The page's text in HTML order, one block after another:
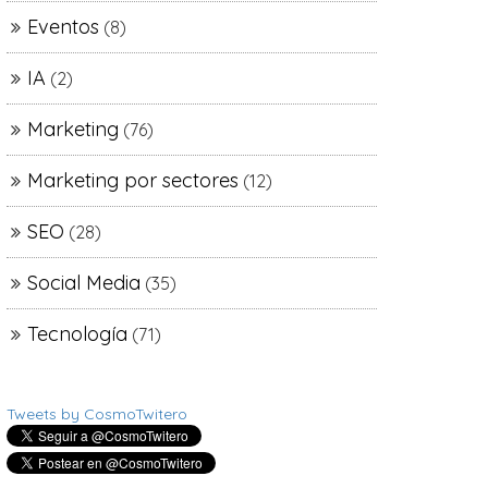
Eventos (8)
IA (2)
Marketing (76)
Marketing por sectores (12)
SEO (28)
Social Media (35)
Tecnología (71)
Tweets by CosmoTwitero